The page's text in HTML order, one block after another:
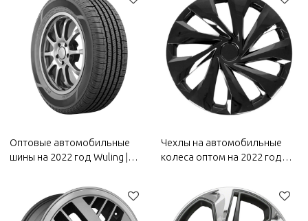
Оптовые автомобильные
шины на 2022 год Wuling |
долговечные, с прочным
сцеплением, хорошие
противоскользящие
Чехлы на автомобильные
колеса оптом на 2022 год
коррозии и износу,
пыленепроницаемость и
водонепроницаемость,